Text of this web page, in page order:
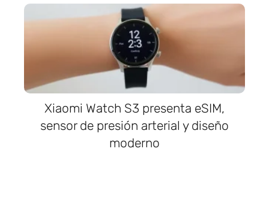
Xiaomi Watch S3 presenta eSIM,
sensor de presión arterial y diseño
moderno